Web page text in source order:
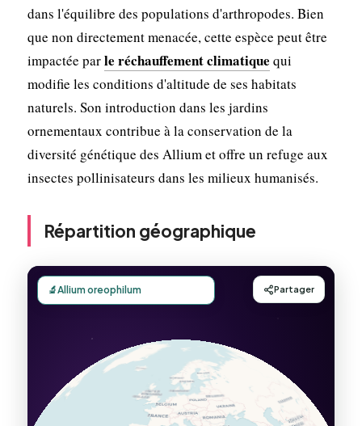
dans l'équilibre des populations d'arthropodes. Bien
que non directement menacée, cette espèce peut être
impactée parle réchauffement climatique qui
modifie les conditions d'altitude de ses habitats
naturels. Son introduction dans les jardins
ornementaux contribue à la conservation de la
diversité génétique des Allium et offre un refuge aux
insectes pollinisateurs dans les milieux humanisés.
Répartition géographique